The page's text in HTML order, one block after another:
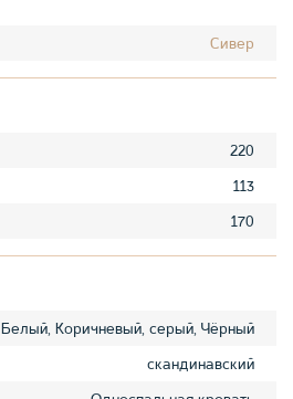
Сивер
220
113
170
Белый, Коричневый, серый, Чёрный
скандинавский